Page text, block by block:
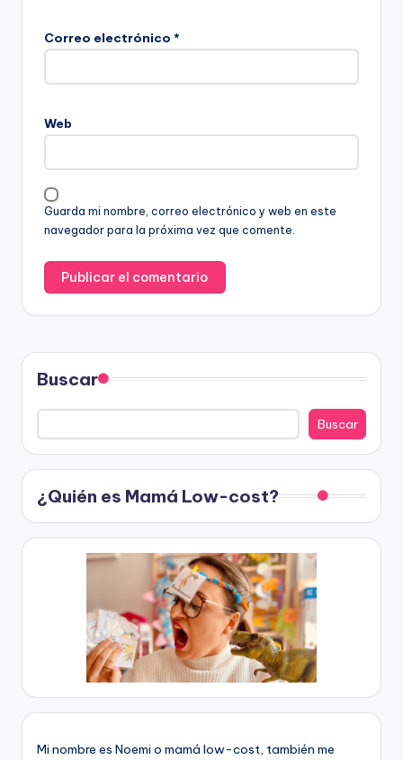
Correo electrónico *
Web
Guarda mi nombre, correo electrónico y web en este
navegador para la próxima vez que comente.
Buscar
Buscar
¿Quién es Mamá Low-cost?
Mi nombre es Noemi o mamá low-cost, también me